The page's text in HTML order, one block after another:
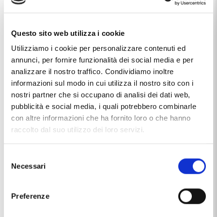
Questo sito web utilizza i cookie
Utilizziamo i cookie per personalizzare contenuti ed
annunci, per fornire funzionalità dei social media e per
analizzare il nostro traffico. Condividiamo inoltre
informazioni sul modo in cui utilizza il nostro sito con i
nostri partner che si occupano di analisi dei dati web,
pubblicità e social media, i quali potrebbero combinarle
con altre informazioni che ha fornito loro o che hanno
raccolto dal suo utilizzo dei loro servizi.
delNecessari
Preferenze
Materiale